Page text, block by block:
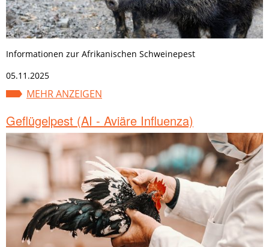
Informationen zur Afrikanischen Schweinepest
05.11.2025
MEHR ANZEIGEN
Geflügelpest (AI - Aviäre Influenza)